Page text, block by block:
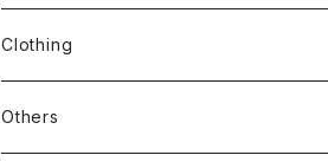
stacks
新刊本
Clothing
Tees
Others